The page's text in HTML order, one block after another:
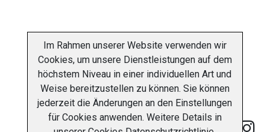
INFORMATIONSPFLICHT
DATENSCHUTZ-BESTIMMUNGEN ÜBER UNS
KONTAKT
Im Rahmen unserer Website verwenden wir
Cookies, um unsere Dienstleistungen auf dem
höchstem Niveau in einer individuellen Art und
Weise bereitzustellen zu können. Sie können
jederzeit die Änderungen an den Einstellungen
für Cookies anwenden. Weitere Details in